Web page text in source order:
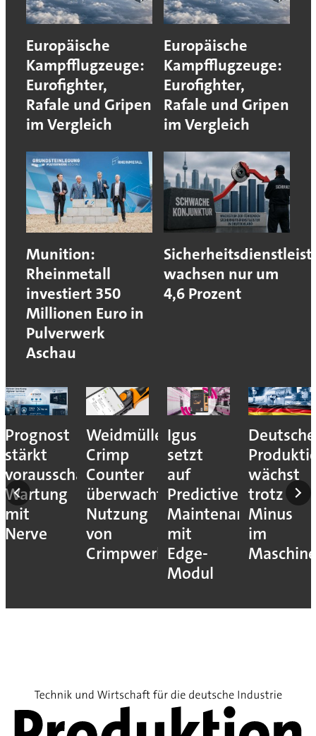
Europäische
Kampfflugzeuge:
Eurofighter,
Rafale und Gripen
im Vergleich
Europäische
Kampfflugzeuge:
Eurofighter,
Rafale und Gripen
im Vergleich
Munition:
Rheinmetall
investiert 350
Millionen Euro in
Pulverwerk
Aschau
wachsen nur um
4,6 Prozent
Prognost
stärkt
vorausschauende
Wartung
mit
Nerve
Weidmüller:
Crimp
Counter
überwacht
Nutzung
von
Crimpwerkzeugen
Igus
setzt
auf
Predictive
Maintenance
mit
Edge-
Modul
Deutsche
wächst
trotz
Minus
im